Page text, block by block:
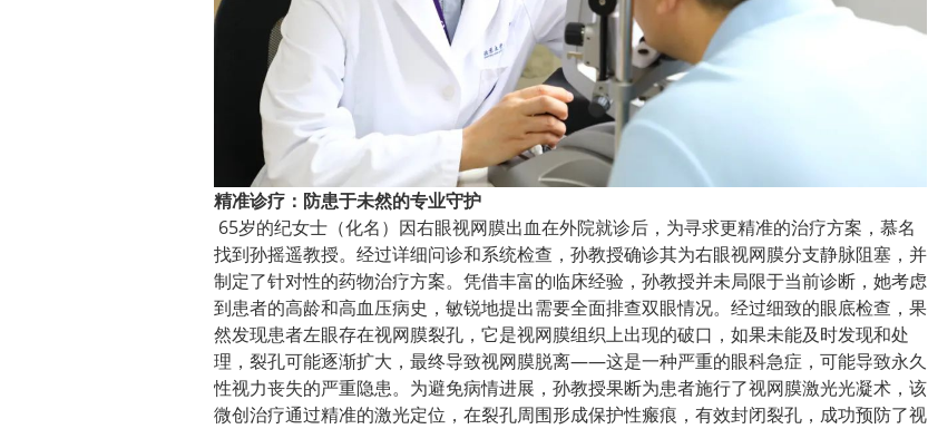
精准诊疗：防患于未然的专业守护
65岁的纪女士（化名）因右眼视网膜出血在外院就诊后，为寻求更精准的治疗方案，慕名
找到孙摇遥教授。经过详细问诊和系统检查，孙教授确诊其为右眼视网膜分支静脉阻塞，并
制定了针对性的药物治疗方案。凭借丰富的临床经验，孙教授并未局限于当前诊断，她考虑
到患者的高龄和高血压病史，敏锐地提出需要全面排查双眼情况。经过细致的眼底检查，果
然发现患者左眼存在视网膜裂孔，它是视网膜组织上出现的破口，如果未能及时发现和处
理，裂孔可能逐渐扩大，最终导致视网膜脱离——这是一种严重的眼科急症，可能导致永久
性视力丧失的严重隐患。为避免病情进展，孙教授果断为患者施行了视网膜激光光凝术，该
微创治疗通过精准的激光定位，在裂孔周围形成保护性瘢痕，有效封闭裂孔，成功预防了视